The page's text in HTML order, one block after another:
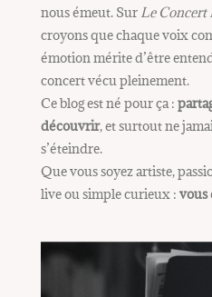
nous émeut. Sur Le Concert
croyons que chaque voix
émotion mérite d’être
concert vécu pleinement.
Ce blog est né pour ça :
découvrir, et surtout ne
s’éteindre.
Que vous soyez artiste,
live ou simple curieux : vous